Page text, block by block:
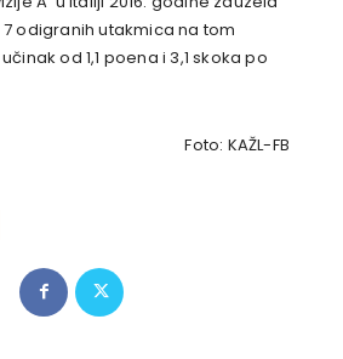
7 odigranih utakmica na tom
od 1,1 poena i 3,1 skoka po
Foto: KAŽL-FB